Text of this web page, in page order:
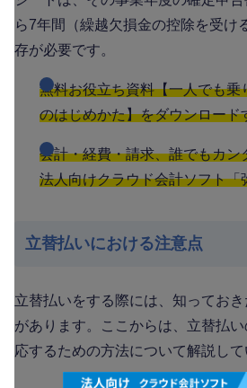
ら7年間（繰越欠損金の控除を受け
存が必要です。
無料お役立ち資料【一人でも乗
のはじめかた】をダウンロード
会計・経費・請求、誰でもカン
法人向けクラウド会計ソフト「
立替払いにおける注意点
立替払いをする際には、知ってお
があります。ここからは、立替払
応するための方法について解説して